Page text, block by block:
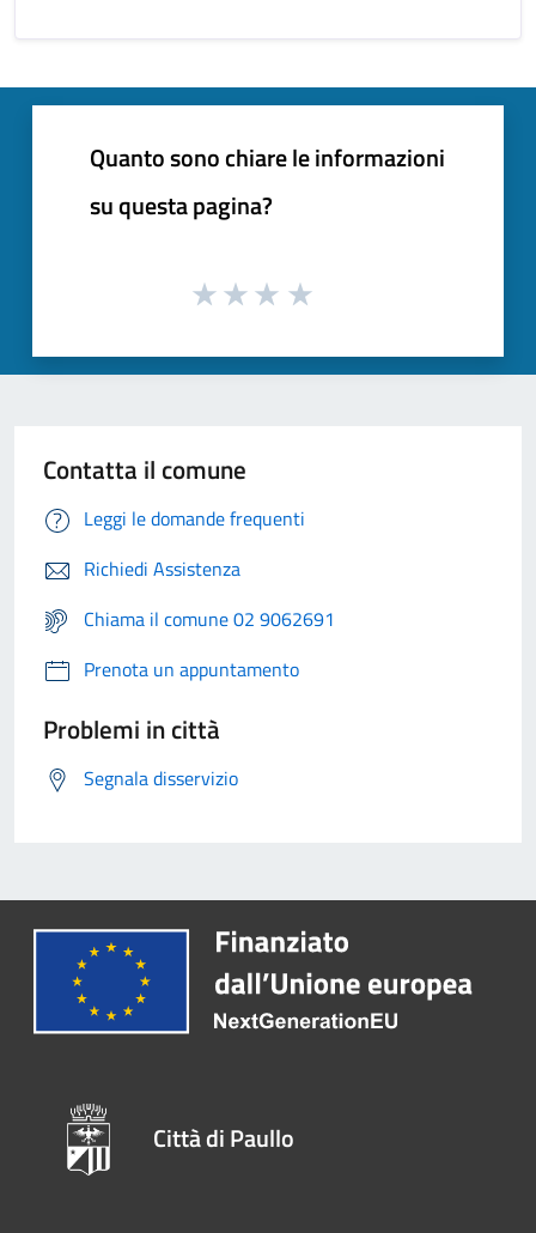
Quanto sono chiare le informazioni
su questa pagina?
Contatta il comune
Leggi le domande frequenti
Richiedi Assistenza
Chiama il comune 02 9062691
Prenota un appuntamento
Problemi in città
Segnala disservizio
Città di Paullo